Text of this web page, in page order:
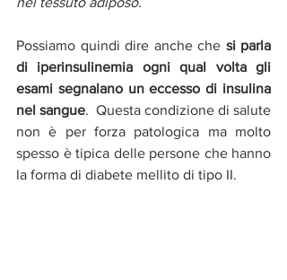
Possiamo quindi dire anche che si parla
di iperinsulinemia ogni qual volta gli
esami segnalano un eccesso di insulina
nel sangue.  Questa condizione di salute
non è per forza patologica ma molto
spesso è tipica delle persone che hanno
la forma di diabete mellito di tipo II.